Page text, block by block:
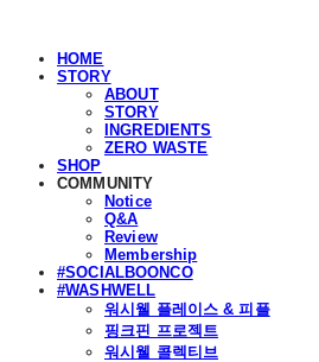
HOME
STORY
ABOUT
STORY
INGREDIENTS
ZERO WASTE
SHOP
COMMUNITY
Notice
Q&A
Review
Membership
#SOCIALBOONCO
#WASHWELL
워시웰 플레이스 & 피플
핑크핀 프로젝트
워시웰 콜렉티브